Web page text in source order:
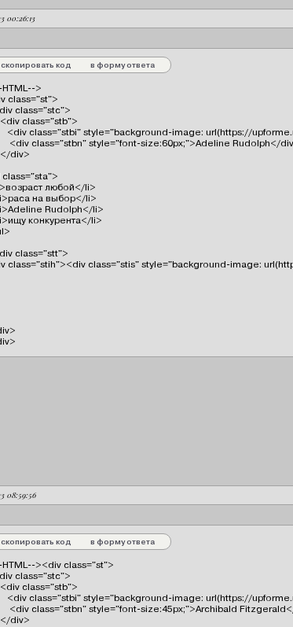
00:26:13
скопировать код в форму ответа
>
class="st">
class="stc">
<div class="stb">
<div class="stbi" style="background-image: url(https://
<div class="stbn" style="font-size:60px;">Adeline Rudolph</
</div>
class="sta">
любой</li>
на выбор</li>
Rudolph</li>
конкурента</li>
class="stt">
class="stih"><div class="stis" style="background-image:
08:59:56
скопировать код в форму ответа
HTML--><div class="st">
class="stc">
<div class="stb">
<div class="stbi" style="background-image: url(https://
<div class="stbn" style="font-size:45px;">Archibald
</div>